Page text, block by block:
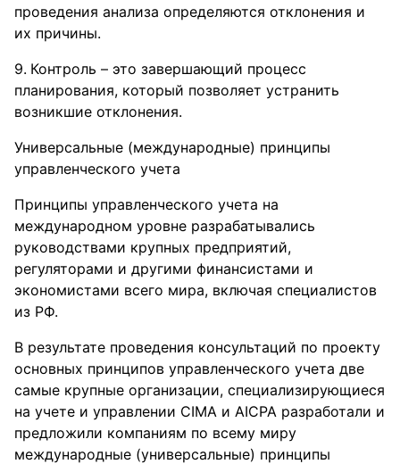
проведения анализа определяются отклонения и
их причины.
Контроль – это завершающий процесс
планирования, который позволяет устранить
возникшие отклонения.
Универсальные (международные) принципы
управленческого учета
Принципы управленческого учета на
международном уровне разрабатывались
руководствами крупных предприятий,
регуляторами и другими финансистами и
экономистами всего мира, включая специалистов
из РФ.
В результате проведения консультаций по проекту
основных принципов управленческого учета две
самые крупные организации, специализирующиеся
на учете и управлении CIMA и AICPA разработали и
предложили компаниям по всему миру
международные (универсальные) принципы